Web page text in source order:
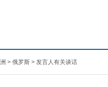
> 俄罗斯 > 发言人有关谈话